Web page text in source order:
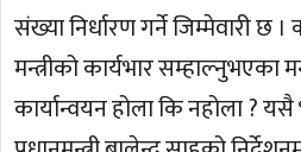
संख्या निर्धारण गर्ने जिम्मेवारी छ
मन्त्रीको कार्यभार सम्हाल्नुभएका
कार्यान्वयन होला कि नहोला ?